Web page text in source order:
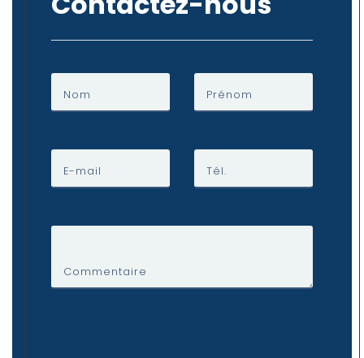
Nom Prénom
E-mail Tél.
Commentaire